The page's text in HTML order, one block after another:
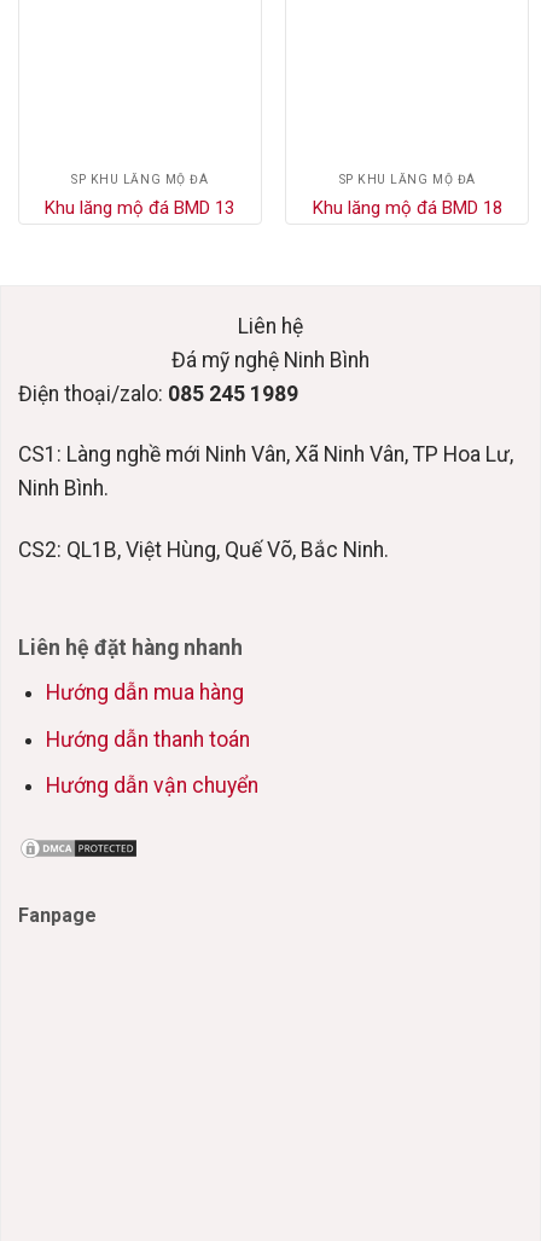
SP KHU LĂNG MỘ ĐÁ
Khu lăng mộ đá BMD 13
SP KHU LĂNG MỘ ĐÁ
Khu lăng mộ đá BMD 18
Liên hệ
Đá mỹ nghệ Ninh Bình
Điện thoại/zalo: 085 245 1989
CS1: Làng nghề mới Ninh Vân, Xã Ninh Vân, TP Hoa Lư,
Ninh Bình.
CS2: QL1B, Việt Hùng, Quế Võ, Bắc Ninh.
Liên hệ đặt hàng nhanh
Hướng dẫn mua hàng
Hướng dẫn thanh toán
Hướng dẫn vận chuyển
Fanpage